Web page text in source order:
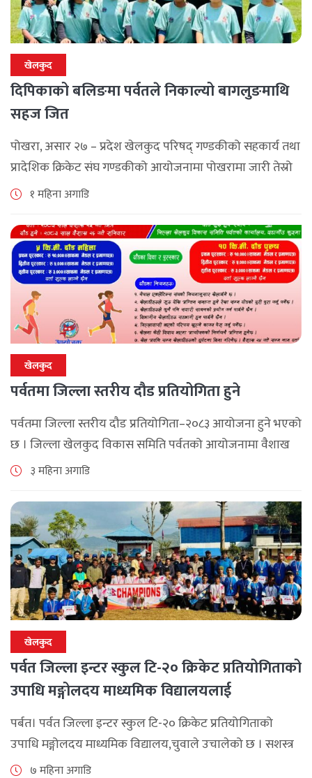
खेलकुद
दिपिकाको बलिङमा पर्वतले निकाल्यो बागलुङमाथि
सहज जित
पोखरा, असार २७ – प्रदेश खेलकुद परिषद् गण्डकीको सहकार्य तथा
प्रादेशिक क्रिकेट संघ गण्डकीको आयोजनामा पोखरामा जारी तेस्रो
गण्डकी महिला टी–२० क्रिकेट प्रतियोगिता–२०२६ अन्तर्गत शनिबार
१ महिना अगाडि
खेलकुद
पर्वतमा जिल्ला स्तरीय दौड प्रतियोगिता हुने
पर्वतमा जिल्ला स्तरीय दौड प्रतियोगिता–२०८३ आयोजना हुने भएको
छ । जिल्ला खेलकुद विकास समिति पर्वतको आयोजनामा वैशाख
२६ गते शनिबार कुश्माको बडागाउँस्थित जिल्ला खेलकुद विकास
३ महिना अगाडि
खेलकुद
पर्वत जिल्ला इन्टर स्कुल टि-२० क्रिकेट प्रतियोगिताको
उपाधि मङ्गोलदय माध्यमिक विद्यालयलाई
पर्बत। पर्वत जिल्ला इन्टर स्कुल टि-२० क्रिकेट प्रतियोगिताको
उपाधि मङ्गोलदय माध्यमिक विद्यालय,चुवाले उचालेको छ । सशस्त्र
प्रहरीको खेलमैदानमा आयोजना भएको फाइनल खेलमा मङ्गोलदय
७ महिना अगाडि